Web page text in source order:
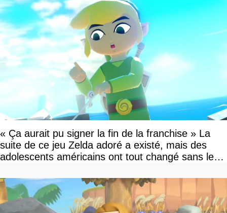
« Ça aurait pu signer la fin de la franchise » La
suite de ce jeu Zelda adoré a existé, mais des
adolescents américains ont tout changé sans le